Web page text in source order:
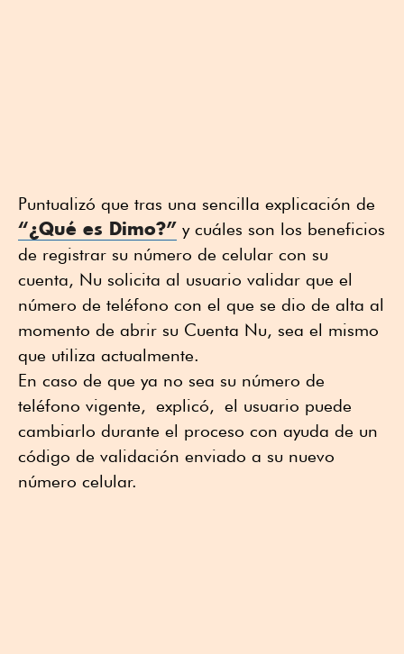
Puntualizó que tras una sencilla explicación de
“¿Qué es Dimo?” y cuáles son los beneficios
de registrar su número de celular con su
cuenta, Nu solicita al usuario validar que el
número de teléfono con el que se dio de alta al
momento de abrir su Cuenta Nu, sea el mismo
que utiliza actualmente.
En caso de que ya no sea su número de
teléfono vigente, explicó, el usuario puede
cambiarlo durante el proceso con ayuda de un
código de validación enviado a su nuevo
número celular.